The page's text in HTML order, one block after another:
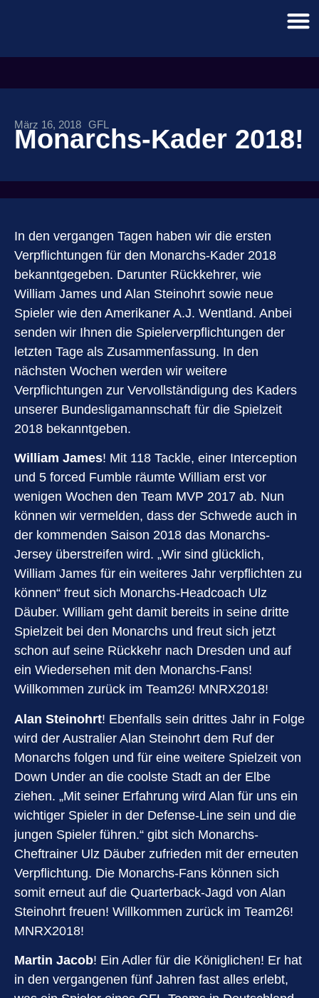
März 16, 2018 GFL
Monarchs-Kader 2018!
In den vergangen Tagen haben wir die ersten
Verpflichtungen für den Monarchs-Kader 2018
bekanntgegeben. Darunter Rückkehrer, wie
William James und Alan Steinohrt sowie neue
Spieler wie den Amerikaner A.J. Wentland. Anbei
senden wir Ihnen die Spielerverpflichtungen der
letzten Tage als Zusammenfassung. In den
nächsten Wochen werden wir weitere
Verpflichtungen zur Vervollständigung des Kaders
unserer Bundesligamannschaft für die Spielzeit
2018 bekanntgeben.
William James! Mit 118 Tackle, einer Interception
und 5 forced Fumble räumte William erst vor
wenigen Wochen den Team MVP 2017 ab. Nun
können wir vermelden, dass der Schwede auch in
der kommenden Saison 2018 das Monarchs-
Jersey überstreifen wird. „Wir sind glücklich,
William James für ein weiteres Jahr verpflichten zu
können“ freut sich Monarchs-Headcoach Ulz
Däuber. William geht damit bereits in seine dritte
Spielzeit bei den Monarchs und freut sich jetzt
schon auf seine Rückkehr nach Dresden und auf
ein Wiedersehen mit den Monarchs-Fans!
Willkommen zurück im Team26! MNRX2018!
Alan Steinohrt! Ebenfalls sein drittes Jahr in Folge
wird der Australier Alan Steinohrt dem Ruf der
Monarchs folgen und für eine weitere Spielzeit von
Down Under an die coolste Stadt an der Elbe
ziehen. „Mit seiner Erfahrung wird Alan für uns ein
wichtiger Spieler in der Defense-Line sein und die
jungen Spieler führen.“ gibt sich Monarchs-
Cheftrainer Ulz Däuber zufrieden mit der erneuten
Verpflichtung. Die Monarchs-Fans können sich
somit erneut auf die Quarterback-Jagd von Alan
Steinohrt freuen! Willkommen zurück im Team26!
MNRX2018!
Martin Jacob! Ein Adler für die Königlichen! Er hat
in den vergangenen fünf Jahren fast alles erlebt,